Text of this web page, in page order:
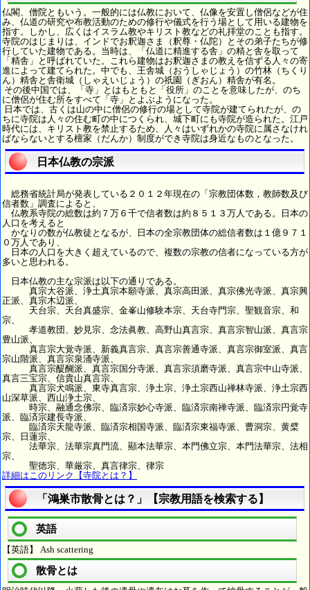
仏閣、僧院ともいう。一般的には仏教において、仏像を安置し僧侶などが住
み、仏道の研究や布教活動のための修行や儀式を行う場として用いる建物を
指す。しかし、広くはイスラム教やキリスト教などの礼拝堂のことも指す。
寺院のはじまりは、インドでお釈迦さま（釈尊・仏陀）とその弟子たちが修
行していた建物である。当時は、「仏道に精進する舎」の精と舎を取って
「精舎」と呼ばれていた。これら建物はお釈迦さまの教えを信ずる人々の寄
進によって建てられた。中でも、王舎城（おうしゃじょう）の竹林（ちくり
ん）精舎と舎衛城（しゃえいじょう）の祇園（ぎおん）精舎が有名。
その後中国では、「寺」とはもともと「役所」のことを意味したが、のち
に僧侶が住む所をすべて「寺」とよぶようになった。
日本では、古くは山の中に僧侶の修行の場として寺院が建てられたが、の
ちに寺院は人々の住む町の中につくられ、城下町にも寺院が造られた。江戸
時代には、キリスト教を禁止するため、人々はいずれかの寺院に属さなけれ
ばならないとする檀家（だんか）制度ができ寺院は身近なものとなった。
日本仏教の宗派
総務省統計局が発表している２０１２年現在の「宗教団体数，教師数及び
信者数」調査によると、
仏教系寺院の総数は約７万６千で信者数は約８５１３万人である。日本の
人口を考えると
かなりの数が仏教徒となるが、日本の全宗教団体の総信者数は１億９７１
０万人であり、
日本の人口を大きく超えているので、複数の宗教の信者になっている方が
多いと思われる。
日本仏教の主な宗派は以下の通りである。
真宗大谷派、浄土真宗本願寺派、真宗高田派、真宗佛光寺派、真宗興
正派、真宗木辺派、
天台宗、天台真盛宗、金峯山修験本宗、天台寺門宗、聖観音宗、和
宗、
孝道教団、妙見宗、念法眞教、高野山真言宗、真言宗智山派、真言宗
豊山派、
真言宗大覚寺派、新義真言宗、真言宗善通寺派、真言宗御室派、真言
宗山階派、真言宗泉涌寺派、
真言宗醍醐派、真言宗国分寺派、真言宗須磨寺派、真言宗中山寺派、
真言三宝宗、信貴山真言宗、
真言宗犬鳴派、東寺真言宗、浄土宗、浄土宗西山禅林寺派、浄土宗西
山深草派、西山浄土宗、
時宗、融通念佛宗、臨済宗妙心寺派、臨済宗南禅寺派、臨済宗円覚寺
派、臨済宗建長寺派、
臨済宗天龍寺派、臨済宗相国寺派、臨済宗東福寺派、曹洞宗、黄檗
宗、日蓮宗、
法華宗、法華宗真門流、顯本法華宗、本門佛立宗、本門法華宗、法相
宗、
聖徳宗、華厳宗、真言律宗、律宗
詳細はこのリンク【寺院とは？】
「鴻巣市散骨とは？」【宗教用語を検索する】
英語
【英語】 Ash scattering
散骨とは